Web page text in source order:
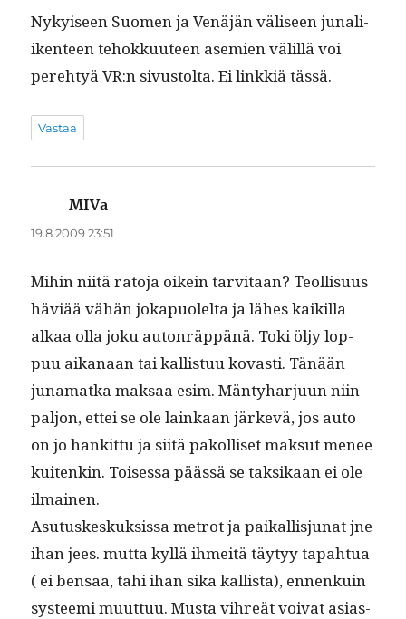
Nykyiseen Suomen ja Venäjän väliseen junali­
iken­teen tehokku­u­teen asemien välil­lä voi
pere­htyä VR:n sivus­tol­ta. Ei linkkiä tässä.
Vastaa
MIVa
19.8.2009 23:51
Mihin niitä rato­ja oikein tarvi­taan? Teol­lisu­us
häviää vähän joka­puolelta ja läh­es kaikil­la
alkaa olla joku auton­räp­pänä. Toki öljy lop­
puu aikanaan tai kallis­tuu kovasti. Tänään
juna­mat­ka mak­saa esim. Män­ty­har­ju­un niin
paljon, ettei se ole lainkaan järkevä, jos auto
on jo han­kit­tu ja siitä pakol­liset mak­sut menee
kuitenkin. Toises­sa päässä se tak­sikaan ei ole
ilmainen.
Asu­tuskeskuk­sis­sa metrot ja paikallisju­nat jne
ihan jees. mut­ta kyl­lä ihmeitä täy­tyy tapah­tua
( ei ben­saa, tahi ihan sika kallista), ennenkuin
sys­tee­mi muut­tuu. Mus­ta vihreät voivat asi­as­